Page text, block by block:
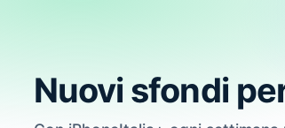
Nuovi sfondi